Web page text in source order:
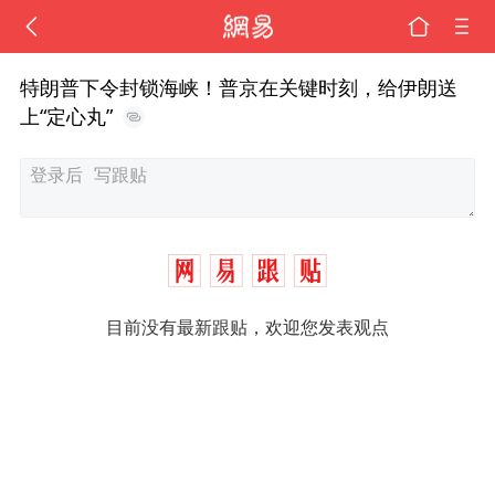
特朗普下令封锁海峡！普京在关键时刻，给伊朗送
上“定心丸”
目前没有最新跟贴，欢迎您发表观点